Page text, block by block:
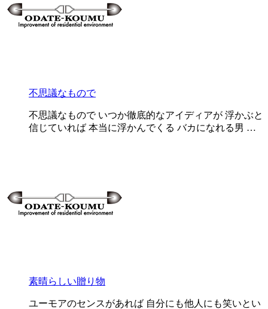
不思議なもので
不思議なもので いつか徹底的なアイディアが 浮かぶと
信じていれば 本当に浮かんでくる バカになれる男 …
素晴らしい贈り物
ユーモアのセンスがあれば 自分にも他人にも笑いとい